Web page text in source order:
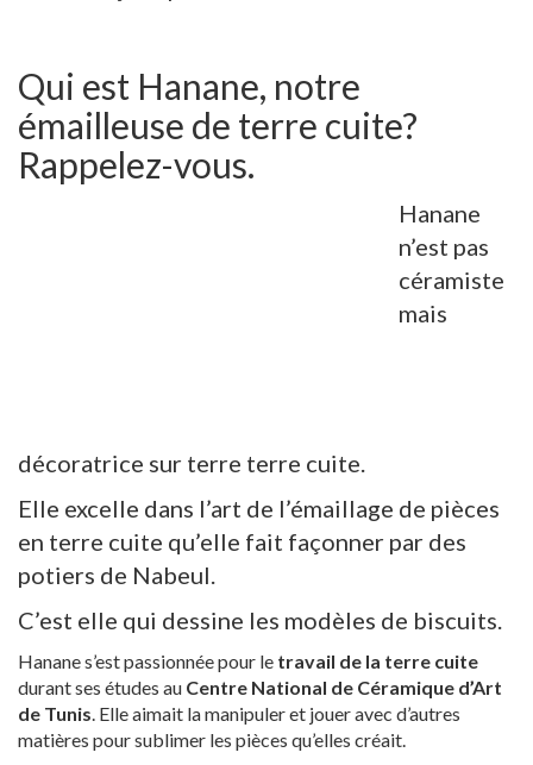
Qui est Hanane, notre
émailleuse de terre cuite?
Rappelez-vous.
Hanane
n’est pas
céramiste
mais
décoratrice sur terre terre cuite.
Elle excelle dans l’art de l’émaillage de pièces
en terre cuite qu’elle fait façonner par des
potiers de Nabeul.
C’est elle qui dessine les modèles de biscuits.
Hanane s’est passionnée pour le travail de la terre cuite
durant ses études au Centre National de Céramique d’Art
de Tunis. Elle aimait la manipuler et jouer avec d’autres
matières pour sublimer les pièces qu’elles créait.